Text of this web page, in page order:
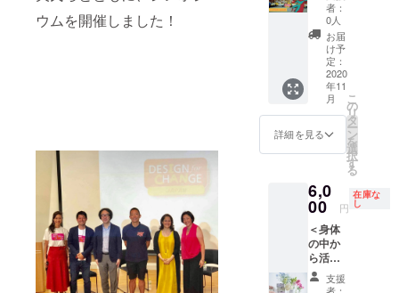
ウムを開催しました！
践ガイ
ドブッ
ク1冊
・支援
者限定
コミュ
ニティ
（faceb
ookグ
ルー
務局よ
り、感
謝の気
持ちを
込めた
御礼
メッ
セージ
告会ご
招待
※2019
年12月
14日
（土）
夕方、
東京都
渋谷区
での開
催予定
ご参加
が叶わ
ない方
には、
後日動
画にて
配信い
たしま
後、
DFC
ファシ
リテー
ターと
して活
動いた
だくこ
とが可
能にな
ります
※2020
年2月、
東京都
渋谷区
で開講
予定 (詳
細に関
しては
バーと
してお
席優先
確保
※2020
年11月
開催予
定、開
催地未
定（本
部より
次第、
逐次ご
連絡い
たしま
す）
※渡航費
宿泊費
等の経
＞ ・
DFCJ公
式HPに
スペ
シャル
サポー
ターと
してお
名前掲
載権利
※掲載
名前を
備考欄
にご記
入下さ
い。ご
希望さ
れない
場合は
者：
0人
お届
け予
定：
2020
年11
月
詳細を見る
こ
の
リ
タ
ー
ン
を
選
択
す
る
6,0
00 円
在庫な
し
＜身体
の中か
ら活性
化！
コース
支援
者：